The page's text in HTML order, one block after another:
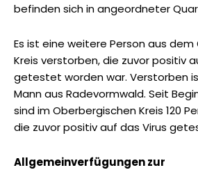
befinden sich in angeordneter
Es ist eine weitere Person aus
Kreis verstorben, die zuvor positiv
getestet worden war. Verstorben
Mann aus Radevormwald. Seit
sind im Oberbergischen Kreis 120
die zuvor positiv auf das Virus
Allgemeinverfügungen zur